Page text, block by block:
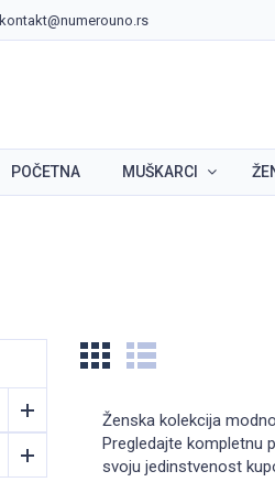
kontakt@numerouno.rs
POČETNA MUŠKARCI
Ženska kolekcija
Pregledajte kompletnu
svoju jedinstvenost